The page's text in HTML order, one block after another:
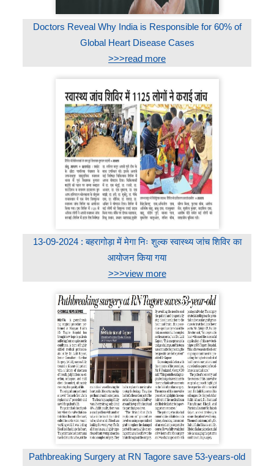
Doctors Reveal Why India is Responsible for 60% of
Global Heart Disease Cases
>>>read more
13-09-2024 : बहरागोड़ा में मेगा निः शुल्क स्वास्थ्य जांच शिविर का
आयोजन किया गया
>>>view more
Pathbreaking Surgery at RN Tagore save 53-years-old